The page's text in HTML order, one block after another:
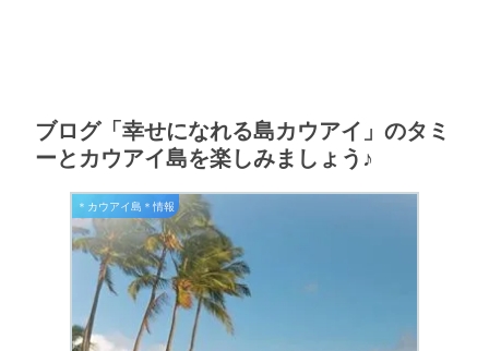
ブログ「幸せになれる島カウアイ」のタミ
ーとカウアイ島を楽しみましょう♪
＊カウアイ島＊情報